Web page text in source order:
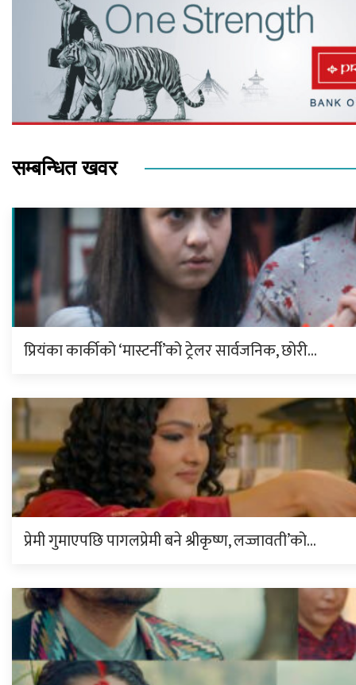
सम्बन्धित खवर
प्रियंका कार्कीको ‘मास्टर्नी’को ट्रेलर सार्वजनिक, छोरी…
प्रेमी गुमाएपछि पागलप्रेमी बने श्रीकृष्ण, लज्जावती’को…